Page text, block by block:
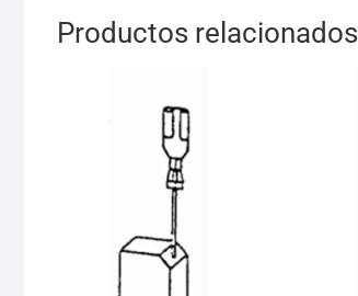
Productos relacionados